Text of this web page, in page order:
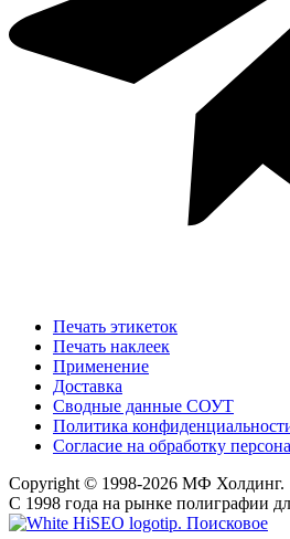
Печать этикеток
Печать наклеек
Применение
Доставка
Сводные данные СОУТ
Политика
Согласие на обработку
Copyright © 1998-2026 МФ Холдинг.
С 1998 года на рынке полиграфии
Поисковое